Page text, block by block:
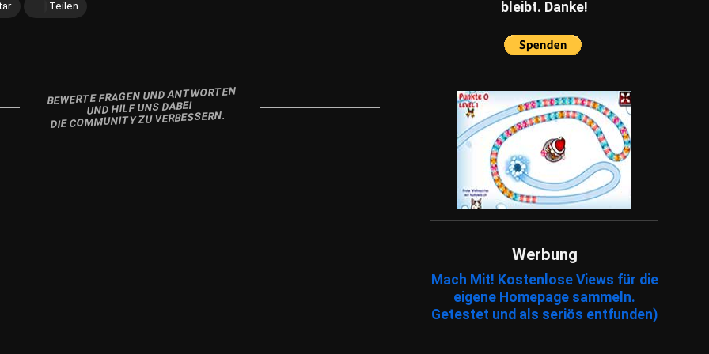
Teilen
BEWERTE FRAGEN UND ANTWORTEN
UND HILF UNS DABEI
DIE COMMUNITY ZU VERBESSERN.
bleibt. Danke!
Werbung
Mach Mit! Kostenlose Views für die
eigene Homepage sammeln.
Getestet und als seriös entfunden)